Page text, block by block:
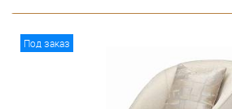
Под заказ